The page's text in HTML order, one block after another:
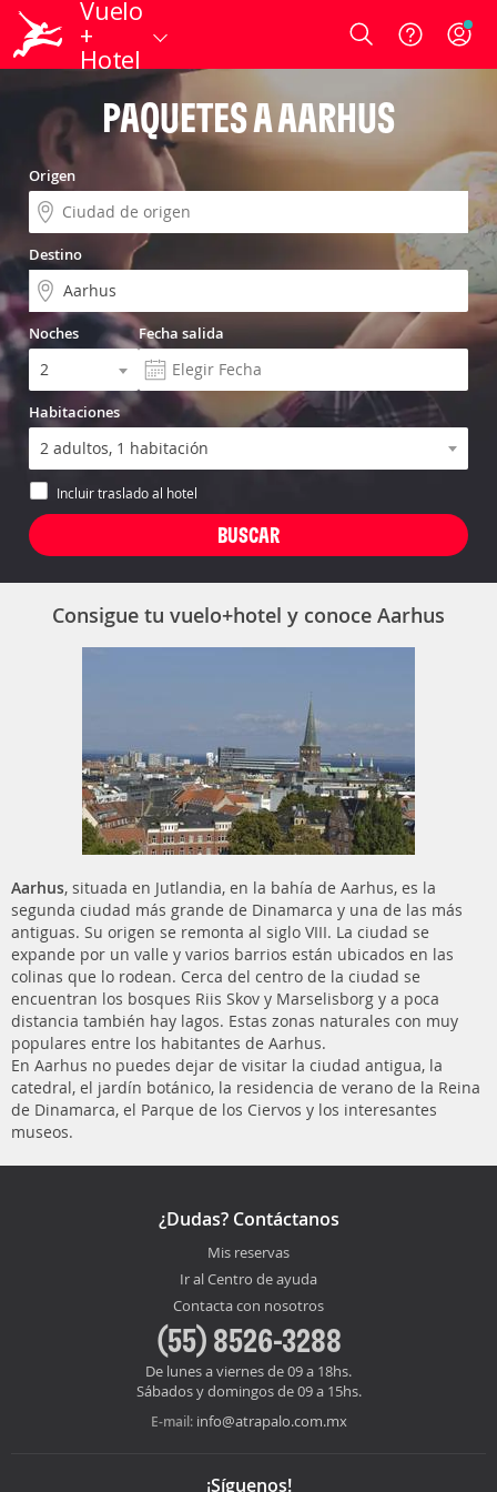
Vuelo
+
Hotel
Login
PAQUETES A AARHUS
Origen
Destino
Noches Fecha salida
Habitaciones
Incluir traslado al hotel
Consigue tu vuelo+hotel y conoce Aarhus
Aarhus, situada en Jutlandia, en la bahía de Aarhus, es la
segunda ciudad más grande de Dinamarca y una de las más
antiguas. Su origen se remonta al siglo VIII. La ciudad se
expande por un valle y varios barrios están ubicados en las
colinas que lo rodean. Cerca del centro de la ciudad se
encuentran los bosques Riis Skov y Marselisborg y a poca
distancia también hay lagos. Estas zonas naturales con muy
populares entre los habitantes de Aarhus.
En Aarhus no puedes dejar de visitar la ciudad antigua, la
catedral, el jardín botánico, la residencia de verano de la Reina
de Dinamarca, el Parque de los Ciervos y los interesantes
museos.
¿Dudas? Contáctanos
Mis reservas
Ir al Centro de ayuda
Contacta con nosotros
(55) 8526-3288
De lunes a viernes de 09 a 18hs.
Sábados y domingos de 09 a 15hs.
E-mail: info@atrapalo.com.mx
¡Síguenos!